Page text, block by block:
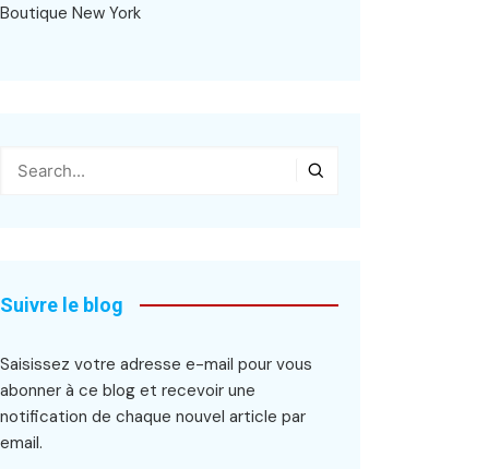
Boutique New York
Suivre le blog
Saisissez votre adresse e-mail pour vous
abonner à ce blog et recevoir une
notification de chaque nouvel article par
email.